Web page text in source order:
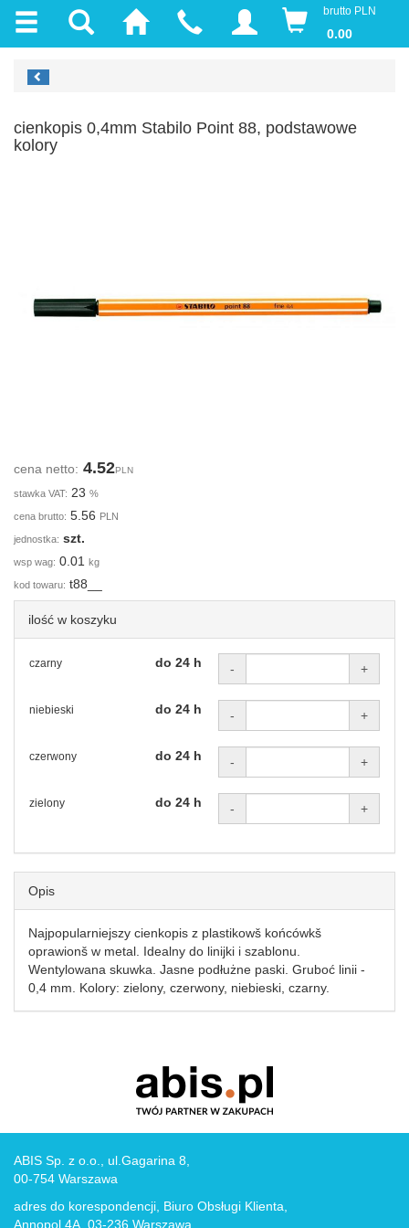
brutto PLN
0.00
cienkopis 0,4mm Stabilo Point 88, podstawowe
kolory
cena netto: 4.52PLN
stawka VAT: 23 %
cena brutto: 5.56 PLN
jednostka: szt.
wsp wag: 0.01 kg
kod towaru: t88__
ilość w koszyku
czarny do 24 h - +
niebieski do 24 h - +
czerwony do 24 h - +
zielony do 24 h - +
Opis
Najpopularniejszy cienkopis z plastikowš końcówkš
oprawionš w metal. Idealny do linijki i szablonu.
Wentylowana skuwka. Jasne podłużne paski. Gruboć linii -
0,4 mm. Kolory: zielony, czerwony, niebieski, czarny.
ABIS Sp. z o.o., ul.Gagarina 8,
00-754 Warszawa
adres do korespondencji, Biuro Obsługi Klienta,
Annopol 4A, 03-236 Warszawa